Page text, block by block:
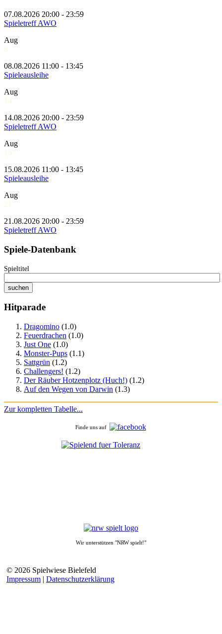
07.08.2026 20:00 - 23:59
Spieletreff AWO
Aug
8
08.08.2026 11:00 - 13:45
Spieleausleihe
Aug
14
14.08.2026 20:00 - 23:59
Spieletreff AWO
Aug
15
15.08.2026 11:00 - 13:45
Spieleausleihe
Aug
21
21.08.2026 20:00 - 23:59
Spieletreff AWO
Spiele-Datenbank
Spieltitel
Hitparade
Dragomino (1.0)
Feuerdrachen (1.0)
Just One (1.0)
Monster-Pups (1.1)
Sattgrün (1.2)
Challengers! (1.2)
Der Räuber Hotzenplotz (Huch!) (1.2)
Auf den Wegen von Darwin (1.3)
Zur kompletten Tabelle...
Finde uns auf
Wir unterstützen "NRW spielt!"
© 2026 Spielwiese Bielefeld
Impressum | Datenschutzerklärung